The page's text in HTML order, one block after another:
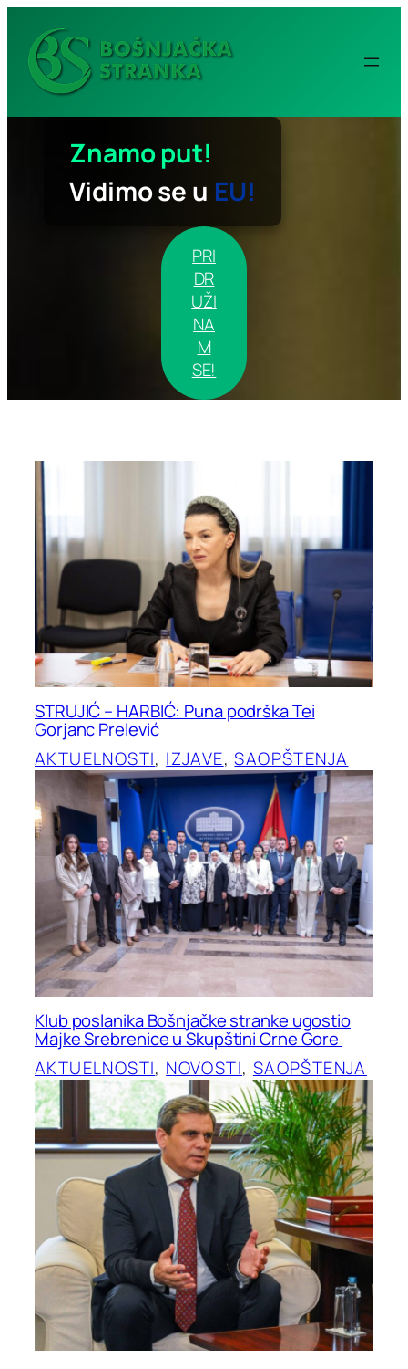
sadržaj
Znamo put!
Vidimo se u EU!
PRI
DR
UŽI
NA
M
SE!
STRUJIĆ – HARBIĆ: Puna podrška Tei
Gorjanc Prelević
AKTUELNOSTI, IZJAVE, SAOPŠTENJA
Klub poslanika Bošnjačke stranke ugostio
Majke Srebrenice u Skupštini Crne Gore
AKTUELNOSTI, NOVOSTI, SAOPŠTENJA